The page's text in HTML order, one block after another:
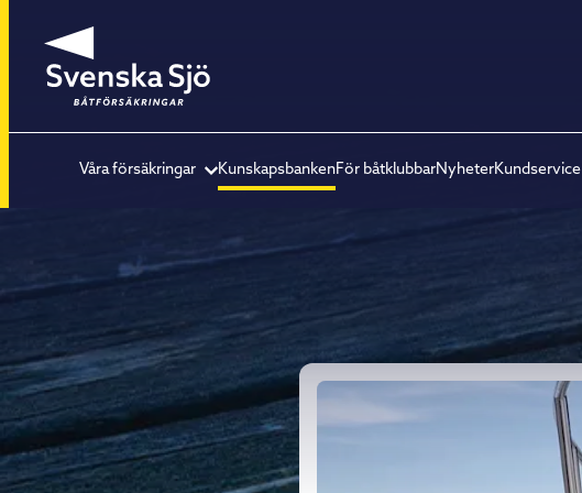
Våra försäkringar KunskapsbankenFör båtklubbarNyheterKundservice